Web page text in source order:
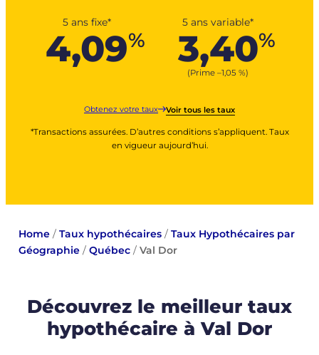
5 ans fixe*
4,09%
5 ans variable*
3,40%
(Prime –1,05 %)
Obtenez votre taux Voir tous les taux
*Transactions assurées. D’autres conditions s’appliquent. Taux
en vigueur aujourd’hui.
Home/ Taux hypothécaires/ Taux Hypothécaires par
Géographie/ Québec/ Val Dor
Découvrez le meilleur taux
hypothécaire à Val Dor